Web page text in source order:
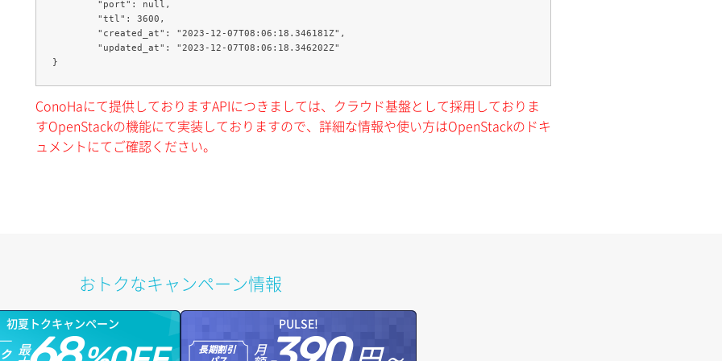
ConoHaにて提供しておりますAPIにつきましては、クラウド基盤として採用しておりま
すOpenStackの機能にて実装しておりますので、詳細な情報や使い方はOpenStackのドキ
ュメントにてご確認ください。
おトクなキャンペーン情報
初夏トクキャンペーン
最
PULSE!
長期割引 月